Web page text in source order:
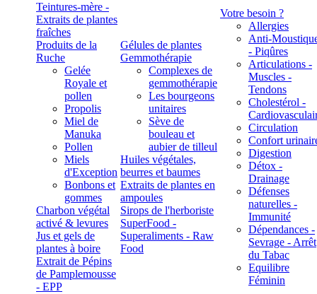
Teintures-mère -
Extraits de plantes
fraîches
Produits de la
Ruche
Gelée
Royale et
pollen
Propolis
Miel de
Manuka
Pollen
Miels
d'Exception
Bonbons et
gommes
Charbon végétal
activé & levures
Jus et gels de
plantes à boire
Extrait de Pépins
de Pamplemousse
- EPP
Gélules de plantes
Gemmothérapie
Complexes de
gemmothérapie
Les bourgeons
unitaires
Sève de
bouleau et
aubier de tilleul
Huiles végétales,
beurres et baumes
Extraits de plantes en
ampoules
Sirops de l'herboriste
SuperFood -
Superaliments - Raw
Food
Votre besoin ?
Allergies
Anti-
- Piqûres
Articulations -
Muscles -
Tendons
Cholestérol -
Circulation
Confort
Digestion
Détox -
Drainage
Défenses
naturelles -
Immunité
Dépendances -
Sevrage - Arrêt
du Tabac
Equilibre
Féminin